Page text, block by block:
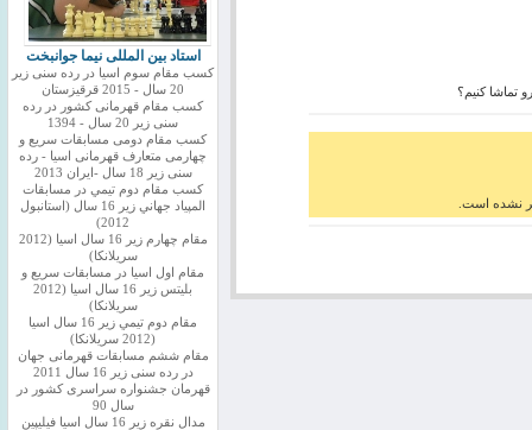
تماشا کنیم؟
نشده است.
استاد بین المللی نیما جوانبخت
کسب مقام سوم اسیا در رده سنی زیر
20 سال - 2015 قرقیزستان
کسب مقام قهرمانی کشور در رده
سنی زیر 20 سال - 1394
کسب مقام دومی مسابقات سریع و
چهارمی متعارف قهرمانی اسیا - رده
سنی زیر 18 سال -ایران 2013
كسب مقام دوم تيمي در مسابقات
المپياد جهاني زير 16 سال (استانبول
2012)
مقام چهارم زير 16 سال اسيا (2012
سريلانكا)
مقام اول اسيا در مسابقات سريع و
بليتس زير 16 سال اسيا (2012
سريلانكا)
مقام دوم تيمي زير 16 سال اسيا
(2012 سريلانكا)
مقام ششم مسابقات قهرمانی جهان
در رده سنی زیر 16 سال 2011
قهرمان جشنواره سراسری کشور در
سال 90
مدال نقره زیر 16 سال اسیا فیلیپین